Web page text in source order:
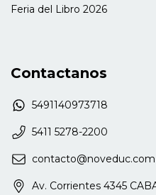
Feria del Libro 2026
Contactanos
5491140973718
5411 5278-2200
contacto@noveduc.com
Av. Corrientes 4345